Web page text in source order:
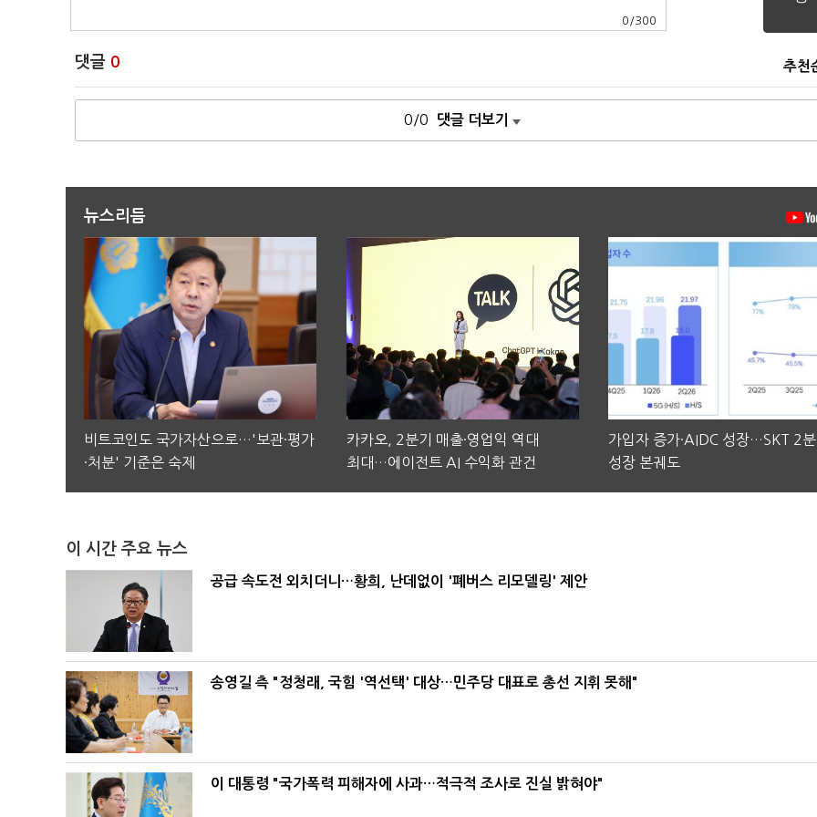
0 /300
댓글 0 추천
0/0 댓글 더보기
뉴스리듬
비트코인도 국가자산으로…'보관·평가
·처분' 기준은 숙제
카카오, 2분기 매출·영업익 역대
최대…에이전트 AI 수익화 관건
가입자 증가·AIDC 성장…SKT 2
성장 본궤도
이 시간 주요 뉴스
공급 속도전 외치더니…황희, 난데없이 '폐버스 리모델링' 제안
송영길 측 "정청래, 국힘 '역선택' 대상…민주당 대표로 총선 지휘 못해"
이 대통령 "국가폭력 피해자에 사과…적극적 조사로 진실 밝혀야"